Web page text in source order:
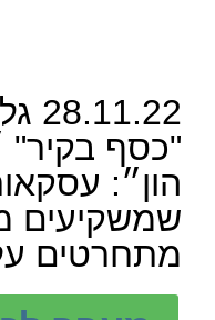
"כסף בקיר"
הון״:
שמשקיעים
מתחרטים